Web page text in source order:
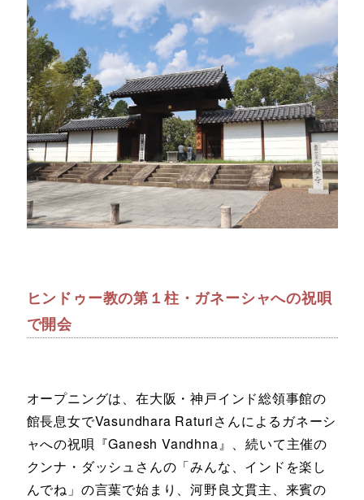
ヒンドゥー教の第１柱・ガネーシャへの祝唄
で開会
オープニングは、在大阪・神戸インド総領事館の
館長息女でVasundhara Raturiさんによるガネーシ
ャへの祝唄『Ganesh Vandhna』、続いて主催の
クンナ・ダッシュさんの「みんな、インドを楽し
んでね」の言葉で始まり、河野良文貫主、来賓の